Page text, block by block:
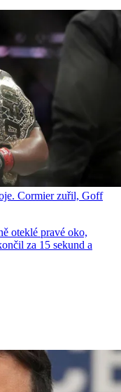
Cormier zuřil, Goff
oteklé pravé oko,
za 15 sekund a